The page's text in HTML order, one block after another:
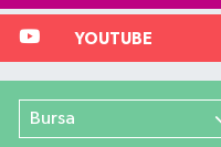
YOUTUBE
Bursa